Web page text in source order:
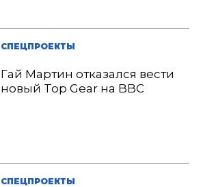
СПЕЦПРОЕКТЫ
Гай Мартин отказался вести
новый Top Gear на BBC
СПЕЦПРОЕКТЫ